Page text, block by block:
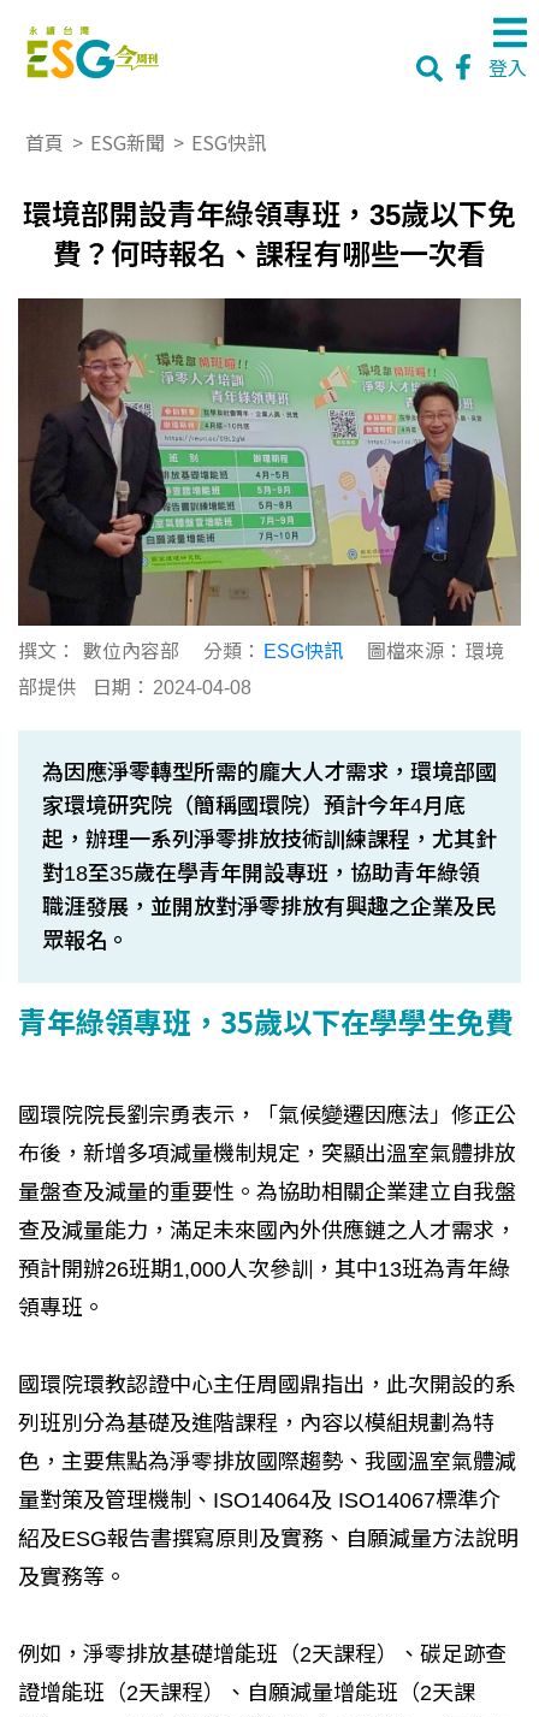
登入
首頁 > ESG新聞 > ESG快訊
環境部開設青年綠領專班，35歲以下免
費？何時報名、課程有哪些一次看
撰文： 數位內容部 分類： ESG快訊 圖檔來源： 環境
部提供
日期： 2024-04-08
為因應淨零轉型所需的龐大人才需求，環境部國
家環境研究院（簡稱國環院）預計今年4月底
起，辦理一系列淨零排放技術訓練課程，尤其針
對18至35歲在學青年開設專班，協助青年綠領
職涯發展，並開放對淨零排放有興趣之企業及民
眾報名。
青年綠領專班，35歲以下在學學生免費
國環院院長劉宗勇表示，「氣候變遷因應法」修正公
布後，新增多項減量機制規定，突顯出溫室氣體排放
量盤查及減量的重要性。為協助相關企業建立自我盤
查及減量能力，滿足未來國內外供應鏈之人才需求，
預計開辦26班期1,000人次參訓，其中13班為青年綠
領專班。
國環院環教認證中心主任周國鼎指出，此次開設的系
列班別分為基礎及進階課程，內容以模組規劃為特
色，主要焦點為淨零排放國際趨勢、我國溫室氣體減
量對策及管理機制、ISO14064及 ISO14067標準介
紹及ESG報告書撰寫原則及實務、自願減量方法說明
及實務等。
例如，淨零排放基礎增能班（2天課程）、碳足跡查
證增能班（2天課程）、自願減量增能班（2天課